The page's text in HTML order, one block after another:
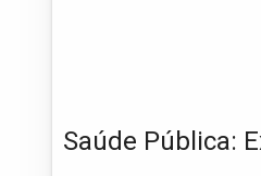
Saúde Pública: